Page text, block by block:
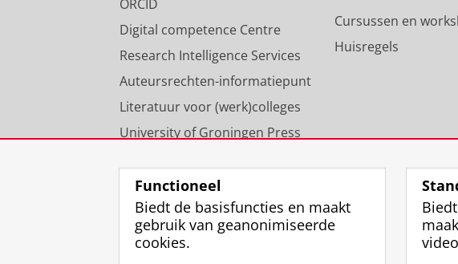
ORCID
Digital competence Centre
Research Intelligence Services
Auteursrechten-informatiepunt
Literatuur voor (werk)colleges
University of Groningen Press
Cursussen en
Huisregels
Functioneel
Biedt de basisfuncties en maakt
gebruik van geanonimiseerde
cookies.